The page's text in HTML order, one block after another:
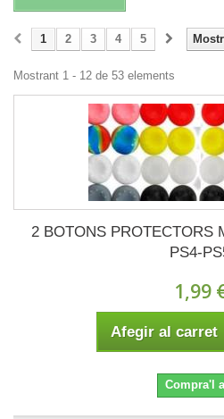
1 2 3 4 5
Mostrant 1 - 12 de 53 elements
2 BOTONS PROTECTORS
PS4-
1,99
Afegir al carret
Compra'l